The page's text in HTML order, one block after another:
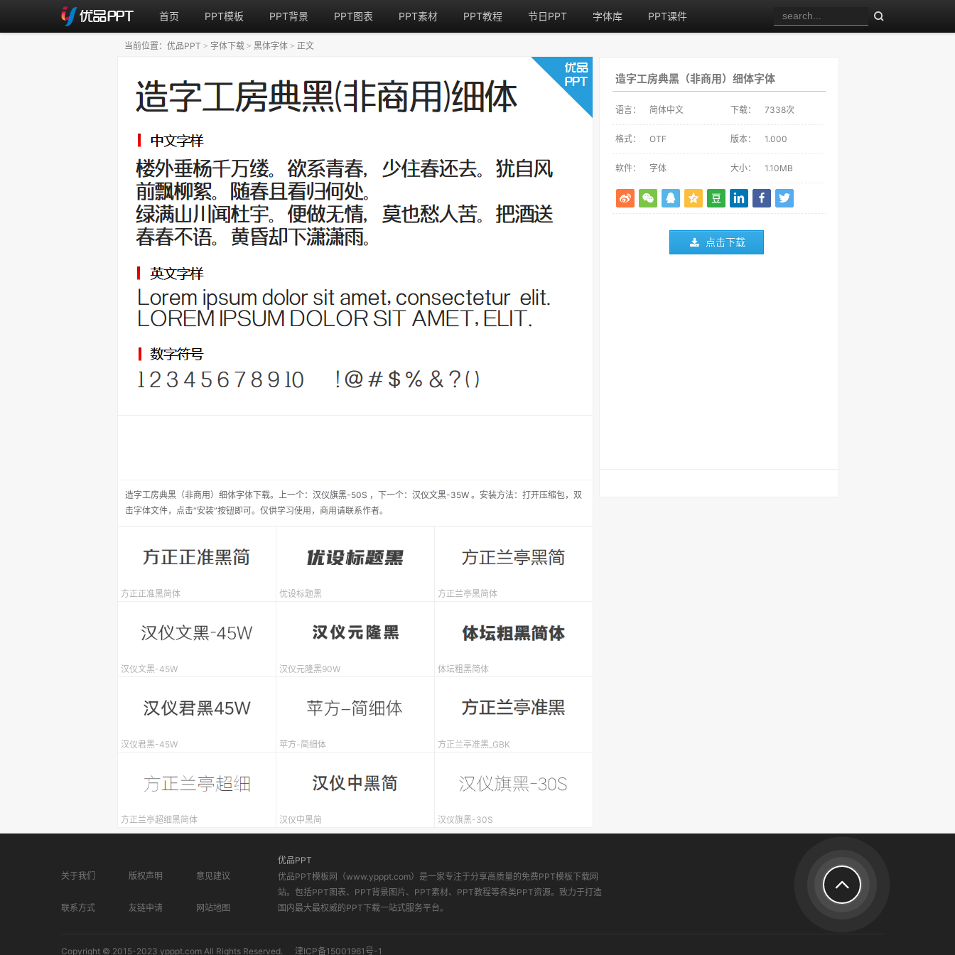
首页 PPT模板 PPT背景 PPT图表 PPT素材 PPT教程 节日PPT 字体库 PPT课件
造字工房典黑（非商用）细体字体
语言： 简体中文 下载： 7338次
格式： OTF 版本： 1.000
软件： 字体 大小： 1.10MB
点击下载
造字工房典黑（非商用）细体字体下载。 上一个： 汉仪旗黑-50S ， 下一个： 汉仪文黑-35W 。安装方法：打开压缩包，双
击字体文件，点击“安装”按钮即可。仅供学习使用，商用请联系作者。
当前位置： 优品PPT > 字体下载 > 黑体字体 > 正文
方正正准黑简体 优设标题黑 方正兰亭黑简体
汉仪文黑-45W 汉仪元隆黑90W 体坛粗黑简体
汉仪君黑-45W 苹方-简细体 方正兰亭准黑_GBK
方正兰亭超细黑简体 汉仪中黑简 汉仪旗黑-30S
关于我们 版权声明 意见建议
联系方式 友链申请 网站地图
优品PPT
优品PPT模板网（www.ypppt.com）是一家专注于分享高质量的免费PPT模板下载网
站。包括PPT图表、PPT背景图片、PPT素材、PPT教程等各类PPT资源。致力于打造
国内最大最权威的PPT下载一站式服务平台。
Copyright © 2015-2023 ypppt.com All Rights Reserved. 津ICP备15001961号-1